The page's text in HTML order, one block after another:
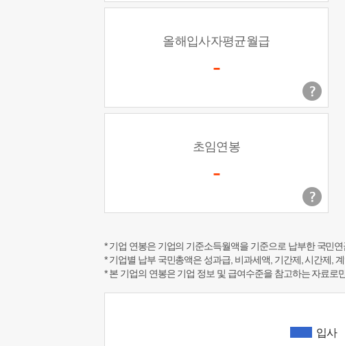
올해입사자평균월급
-
초임연봉
-
* 기업 연봉은 기업의 기준소득월액을 기준으로 납부한 국민
* 기업별 납부 국민총액은 성과급, 비과세액, 기간제, 시간제,
* 본 기업의 연봉은 기업 정보 및 급여수준을 참고하는 자료로
입사